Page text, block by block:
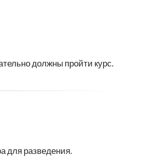
должны пройти курс.
для разведения.